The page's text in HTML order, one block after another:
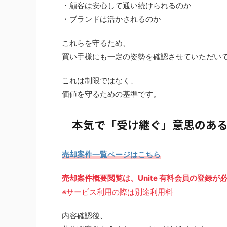
・顧客は安心して通い続けられるのか
・ブランドは活かされるのか
これらを守るため、
買い手様にも一定の姿勢を確認させていただい
これは制限ではなく、
価値を守るための基準です。
本気で「受け継ぐ」意思のあ
売却案件一覧ページはこちら
売却案件概要閲覧は、Unite 有料会員の登録が必
※サービス利用の際は別途利用料
内容確認後、